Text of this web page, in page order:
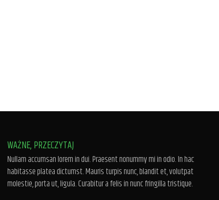
WAŻNE, PRZECZYTAJ
Nullam accumsan lorem in dui. Praesent nonummy mi in odio. In hac
habitasse platea dictumst. Mauris turpis nunc, blandit et, volutpat
molestie, porta ut, ligula. Curabitur a felis in nunc fringilla tristique.